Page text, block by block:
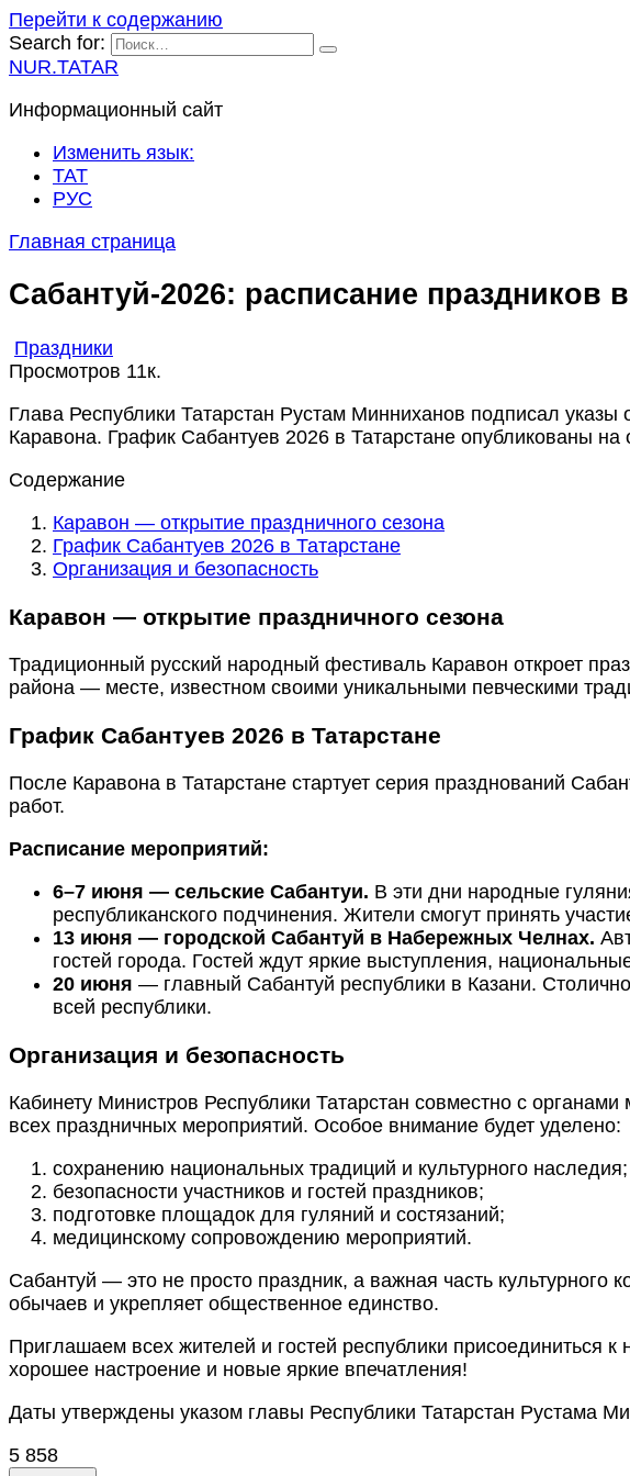
Перейти к содержанию
Search for:
NUR.TATAR
Информационный сайт
Изменить язык:
ТАТ
РУС
Главная страница
Сабантуй‑2026: расписание праздников
Праздники
Просмотров 11к.
Глава Республики Татарстан Рустам Минниханов подписал
Каравона. График Сабантуев 2026 в Татарстане опубликованы
Содержание
Каравон — открытие праздничного сезона
График Сабантуев 2026 в Татарстане
Организация и безопасность
Каравон — открытие праздничного сезона
Традиционный русский народный фестиваль Каравон откроет
района — месте, известном своими уникальными певческими
График Сабантуев 2026 в Татарстане
После Каравона в Татарстане стартует серия празднований
работ.
Расписание мероприятий:
6–7 июня — сельские Сабантуи. В эти дни народные
республиканского подчинения. Жители смогут принять
13 июня — городской Сабантуй в Набережных Челнах.
гостей города. Гостей ждут яркие выступления,
20 июня — главный Сабантуй республики в Казани.
всей республики.
Организация и безопасность
Кабинету Министров Республики Татарстан совместно с
всех праздничных мероприятий. Особое внимание будет уделено:
сохранению национальных традиций и культурного наследия;
безопасности участников и гостей праздников;
подготовке площадок для гуляний и состязаний;
медицинскому сопровождению мероприятий.
Сабантуй — это не просто праздник, а важная часть культурного
обычаев и укрепляет общественное единство.
Приглашаем всех жителей и гостей республики присоединиться
хорошее настроение и новые яркие впечатления!
Даты утверждены указом главы Республики Татарстан Рустама
5 858